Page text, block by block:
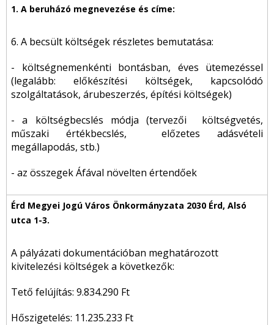
6. A becsült költségek részletes bemutatása:
- költségnemenkénti bontásban, éves ütemezéssel
(legalább: előkészítési költségek, kapcsolódó
szolgáltatások, árubeszerzés, építési költségek)
- a költségbecslés módja (tervezői költségvetés,
műszaki értékbecslés, előzetes adásvételi
megállapodás, stb.)
- az összegek Áfával növelten értendőek
A pályázati dokumentációban meghatározott
kivitelezési költségek a következők:
Tető felújítás: 9.834.290 Ft
Hőszigetelés: 11.235.233 Ft